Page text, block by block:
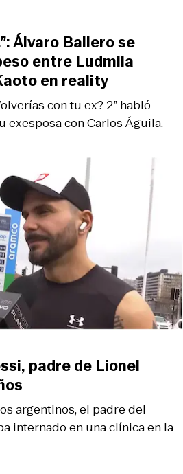
con tu ex? 2” habló
exesposa con Carlos Águila.
Álvaro Ballero se
entre Ludmila
en reality
argentinos, el padre del
internado en una clínica en la
padre de Lionel